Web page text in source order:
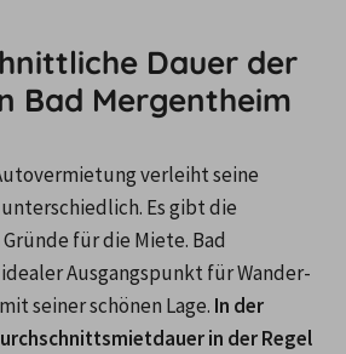
Dauer der
Bad Mergentheim
verleiht seine
Es gibt die
für die Miete. Bad
Ausgangspunkt für Wander-
seiner schönen Lage. In der
in der Regel